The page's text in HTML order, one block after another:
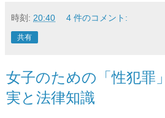
時刻: 20:40 4 件のコメント:
共有
女子のための「性犯罪
実と法律知識